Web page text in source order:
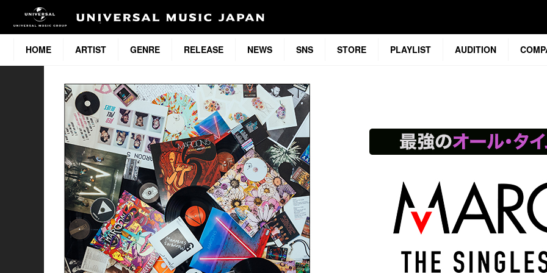
HOME ARTIST GENRE RELEASE NEWS SNS STORE PLAYLIST AUDITION